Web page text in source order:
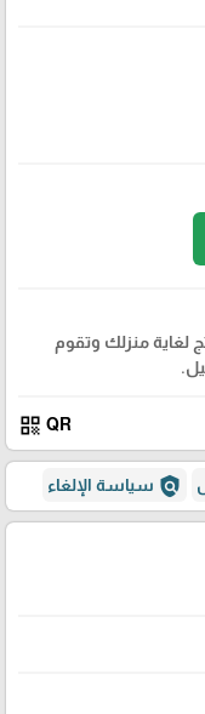
لغاية منزلك وتقوم
QR
qr_code
policy سياسة الإلغاء